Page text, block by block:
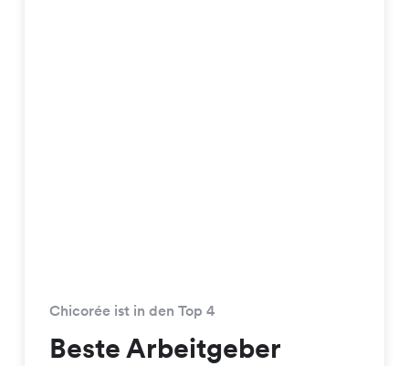
Chicorée ist in den Top 4
Beste Arbeitgeber